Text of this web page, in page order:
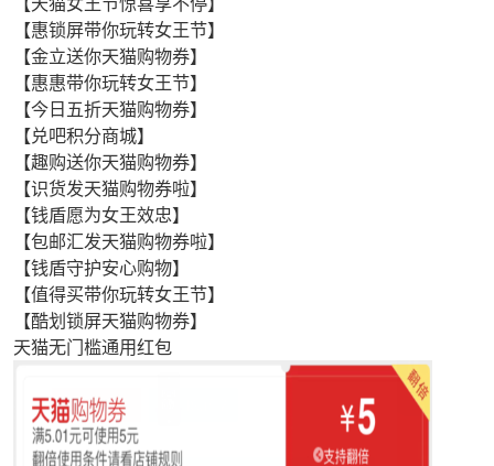
【惠锁屏带你玩转女王节】
【金立送你天猫购物券】
【惠惠带你玩转女王节】
【今日五折天猫购物券】
【兑吧积分商城】
【趣购送你天猫购物券】
【识货发天猫购物券啦】
【钱盾愿为女王效忠】
【包邮汇发天猫购物券啦】
【钱盾守护安心购物】
【值得买带你玩转女王节】
【酷划锁屏天猫购物券】
天猫无门槛通用红包